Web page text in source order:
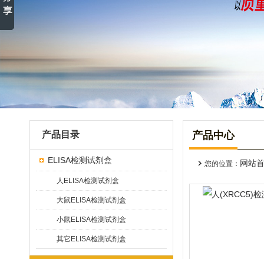
产品目录
ELISA检测试剂盒
人ELISA检测试剂盒
大鼠ELISA检测试剂盒
小鼠ELISA检测试剂盒
其它ELISA检测试剂盒
产品中心
您的位置： 网站